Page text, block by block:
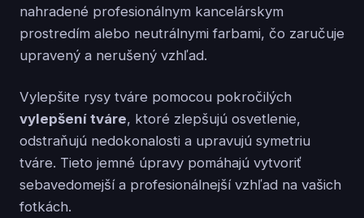
nahradené profesionálnym kancelárskym
prostredím alebo neutrálnymi farbami, čo zaručuje
upravený a nerušený vzhľad.
Vylepšite rysy tváre pomocou pokročilých
vylepšení tváre, ktoré zlepšujú osvetlenie,
odstraňujú nedokonalosti a upravujú symetriu
tváre. Tieto jemné úpravy pomáhajú vytvoriť
sebavedomejší a profesionálnejší vzhľad na vašich
fotkách.